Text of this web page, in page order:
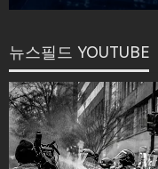
뉴스필드 YOUTUBE